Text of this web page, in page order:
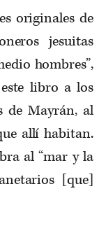
originales de
jesuitas
hombres”,
libro a los
de Mayrán, al
allí habitan.
al “mar y la
[que]